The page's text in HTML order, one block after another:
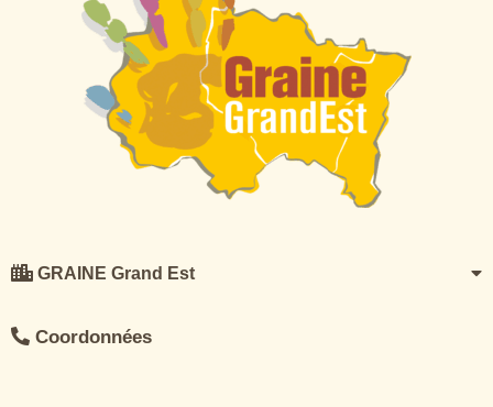
GRAINE Grand Est
Coordonnées